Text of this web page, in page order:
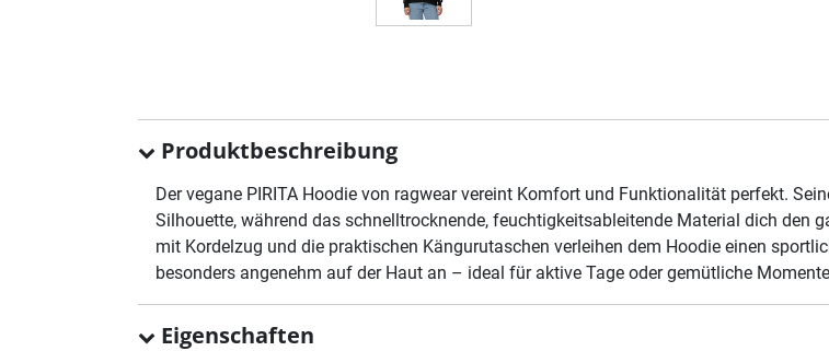
Produktbeschreibung
Der vegane PIRITA Hoodie von ragwear vereint Komfort und Funktionalität perfekt.
Silhouette, während das schnelltrocknende, feuchtigkeitsableitende Material dich den
mit Kordelzug und die praktischen Kängurutaschen verleihen dem Hoodie einen
besonders angenehm auf der Haut an – ideal für aktive Tage oder gemütliche
Eigenschaften